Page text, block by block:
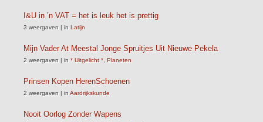
I&U in ’n VAT = het is leuk het is prettig
3 weergaven | in Latijn
Mijn Vader At Meestal Jonge Spruitjes Uit Nieuwe Pekela
2 weergaven | in * Uitgelicht * Planeten
Prinsen Kopen HerenSchoenen
2 weergaven | in Aardrijkskunde
Nooit Oorlog Zonder Wapens